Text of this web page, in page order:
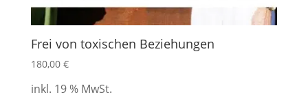
Frei von toxischen Beziehungen
180,00 €
inkl. 19 % MwSt.